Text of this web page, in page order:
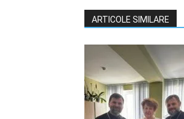
ARTICOLE SIMILARE